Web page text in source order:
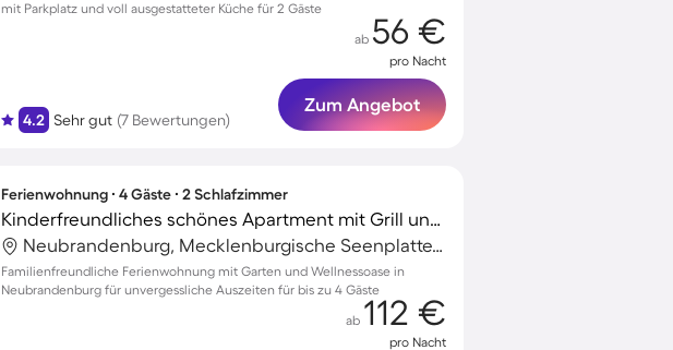
mit Parkplatz und voll ausgestatteter Küche für 2 Gäste
4.2 Sehr gut (7 Bewertungen)
ab 56 €
pro Nacht
Zum Angebot
Ferienwohnung ∙ 4 Gäste ∙ 2 Schlafzimmer
Kinderfreundliches schönes Apartment mit Grill und Garten | Panoramablick
Neubrandenburg, Mecklenburgische Seenplatte, Deutschland
Familienfreundliche Ferienwohnung mit Garten und Wellnessoase in
Neubrandenburg für unvergessliche Auszeiten für bis zu 4 Gäste
ab 112 €
pro Nacht